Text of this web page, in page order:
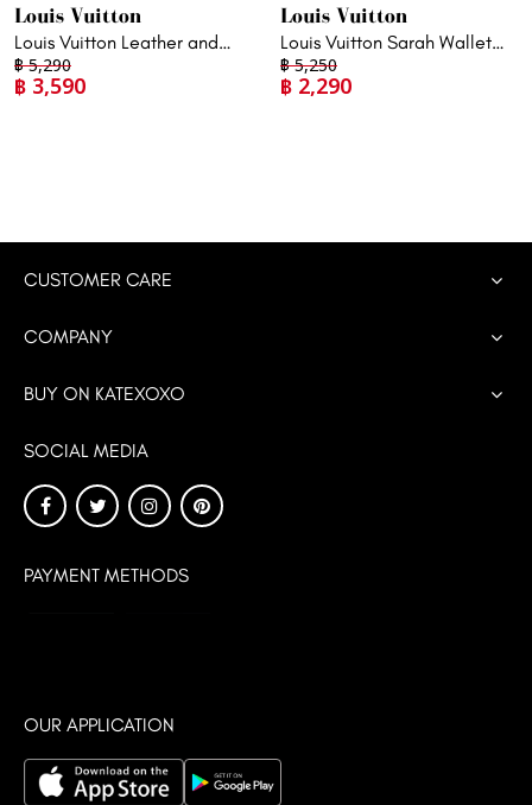
Louis Vuitton
Louis Vuitton Leather and
Gold Plated Brass Hardware
Cuff Bracelet
฿5,290
฿ 3,590
Louis Vuitton
Louis Vuitton Sarah Wallet
Monogram Vernis Leather in
Gold
฿5,250
฿ 2,290
CUSTOMER CARE
COMPANY
BUY ON KATEXOXO
SOCIAL MEDIA
PAYMENT METHODS
OUR APPLICATION